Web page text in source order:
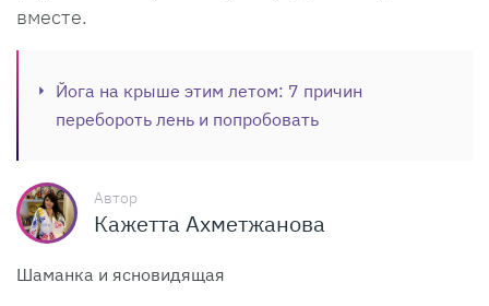
вместе.
Йога на крыше этим летом: 7 причин
перебороть лень и попробовать
Автор
Кажетта Ахметжанова
Шаманка и ясновидящая